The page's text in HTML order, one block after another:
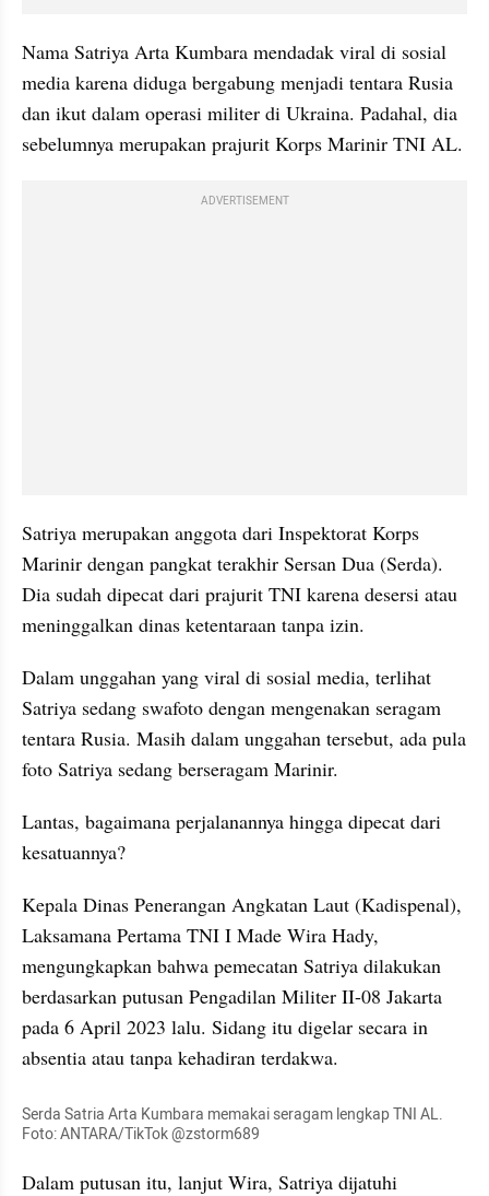
Nama Satriya Arta Kumbara mendadak viral di sosial
media karena diduga bergabung menjadi tentara Rusia
dan ikut dalam operasi militer di Ukraina. Padahal, dia
sebelumnya merupakan prajurit Korps Marinir TNI AL.
ADVERTISEMENT
Satriya merupakan anggota dari Inspektorat Korps
Marinir dengan pangkat terakhir Sersan Dua (Serda).
Dia sudah dipecat dari prajurit TNI karena desersi atau
meninggalkan dinas ketentaraan tanpa izin.
Dalam unggahan yang viral di sosial media, terlihat
Satriya sedang swafoto dengan mengenakan seragam
tentara Rusia. Masih dalam unggahan tersebut, ada pula
foto Satriya sedang berseragam Marinir.
Lantas, bagaimana perjalanannya hingga dipecat dari
kesatuannya?
Kepala Dinas Penerangan Angkatan Laut (Kadispenal),
Laksamana Pertama TNI I Made Wira Hady,
mengungkapkan bahwa pemecatan Satriya dilakukan
berdasarkan putusan Pengadilan Militer II-08 Jakarta
pada 6 April 2023 lalu. Sidang itu digelar secara in
absentia atau tanpa kehadiran terdakwa.
Serda Satria Arta Kumbara memakai seragam lengkap TNI AL.
Foto: ANTARA/TikTok @zstorm689
Dalam putusan itu, lanjut Wira, Satriya dijatuhi